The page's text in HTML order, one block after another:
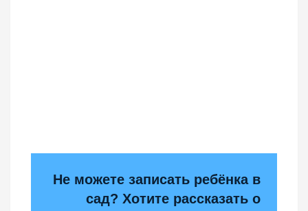
Не можете записать ребёнка в
сад? Хотите рассказать о